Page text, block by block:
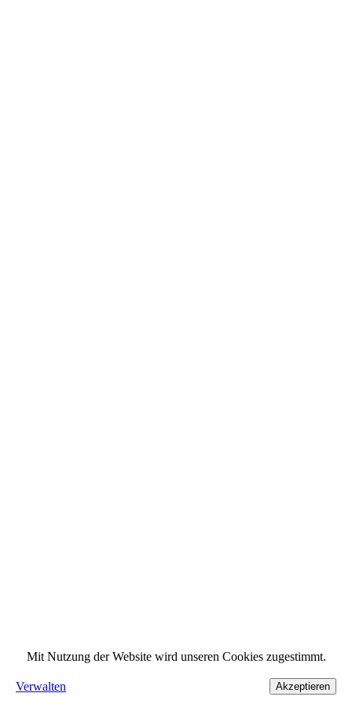
Mit Nutzung der Website wird unseren Cookies zugestimmt.
Verwalten Akzeptieren